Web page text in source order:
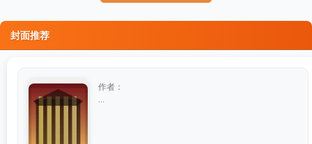
封面推荐
作者：